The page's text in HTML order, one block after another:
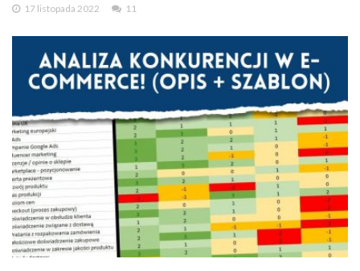
17 listopada 2022 11